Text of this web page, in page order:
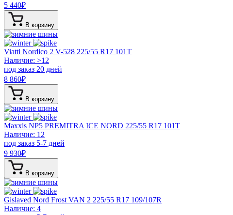
5 440₽
В корзину
Viatti Nordico 2 V-528 225/55 R17 101T
Наличие: >12
под заказ 20 дней
8 860₽
В корзину
Maxxis NP5 PREMITRA ICE NORD 225/55 R17 101T
Наличие: 12
под заказ 5-7 дней
9 930₽
В корзину
Gislaved Nord Frost VAN 2 225/55 R17 109/107R
Наличие: 4